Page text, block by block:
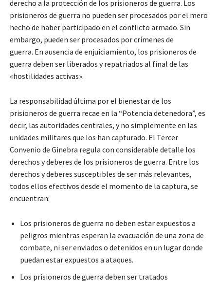
derecho a la protección de los prisioneros de guerra. Los
prisioneros de guerra no pueden ser procesados ​​por el mero
hecho de haber participado en el conflicto armado. Sin
embargo, pueden ser procesados ​​por crímenes de
guerra. En ausencia de enjuiciamiento, los prisioneros de
guerra deben ser liberados y repatriados al final de las
«hostilidades activas».
La responsabilidad última por el bienestar de los
prisioneros de guerra recae en la “Potencia detenedora”, es
decir, las autoridades centrales, y no simplemente en las
unidades militares que los han capturado. El Tercer
Convenio de Ginebra regula con considerable detalle los
derechos y deberes de los prisioneros de guerra. Entre los
derechos y deberes susceptibles de ser más relevantes,
todos ellos efectivos desde el momento de la captura, se
encuentran:
Los prisioneros de guerra no deben estar expuestos a
peligros mientras esperan la evacuación de una zona de
combate, ni ser enviados o detenidos en un lugar donde
puedan estar expuestos a ataques.
Los prisioneros de guerra deben ser tratados